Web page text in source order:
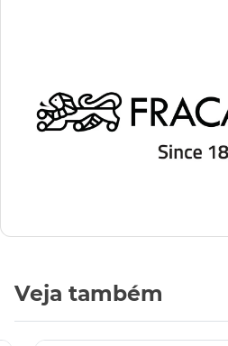
Veja também